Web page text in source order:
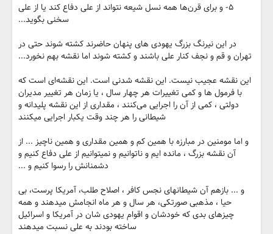
۵- و برای قرن‌ها همه نسل شیعه نتواند از علی دفاع کند یا از علی
سخنی بگوید...
در این نیرنگ بزرگ یهودی های پنهان حاضرند کشته شوند حتی در
تهران و قم و نجف کنار علی باشند و کشته شوند اما نقشه بهم نخورد...
این نقشه عجیب نیست. این نقشه شدنی است. این نقشه‌ای است که
با فرمول ها و کمی تغییرات هر چهار سال ، یا زمان هر تغییر مدیران
دولتی ، کمی از آن را اجرایی ‌می‌کنند ، مقداری از این نقشه پلیدانه و
شیطانی را هر چند وقت یکبار اجرایی میکنند
و اما مومنین در مبارزه با همین کم و همین مقداری و همین ناچیز ... از
آن نقشه بزرگ ، مانده ایم و ناتوانیم و نمیتوانیم از علی دفاع کنیم و
دشمنانش را رسوا کنیم و ...
و ... بازهم آن شیطانهای نجس کافر ، اصلاح طلب، آمریکا پرست، بی
حیا ، مذهبی صورتکی، هر سال و هر ماه انجامش میدهند و همه
چیزهای بدی که خودشان و اقوام یهودی شان در آمریکا و اسرائیل
ساخته بودند به علی نسبت میدهند